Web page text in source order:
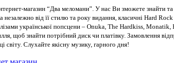
магазин “Два меломани”. У нас Ви зможете знайти
незалежно від її стилю та року видання, класичні Hard
української попсцени – Onuka, The Hardkiss,
щоб знайти потрібний диск чи платівку. Замовлення
світу. Слухайте якісну музику, гарного дня!